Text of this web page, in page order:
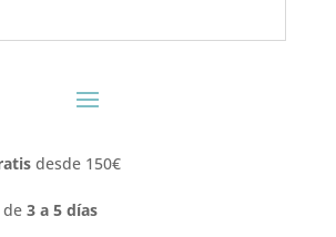
desde 150€
de 3 a 5 días